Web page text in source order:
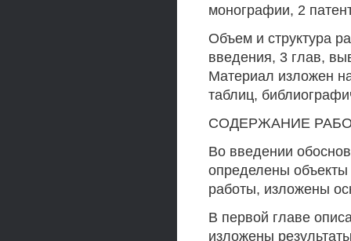
монографии, 2
Объем и структура
введения, 3 глав,
Материал изложен
таблиц,
СОДЕРЖАНИЕ
Во введении
определены
работы, изложены
В первой главе
изложены